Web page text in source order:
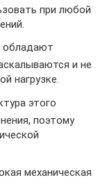
при любой
обладают
и не
нагрузке.
этого
поэтому
механическая